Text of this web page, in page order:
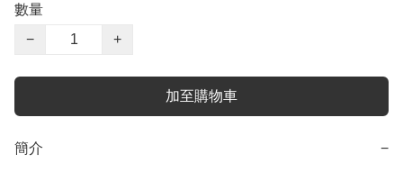
數量
−
+
加至購物車
簡介 −